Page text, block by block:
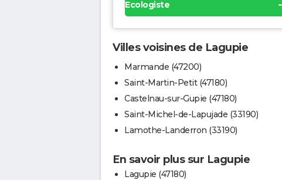
Ecologiste
Villes voisines de Lagupie
Marmande (47200)
Saint-Martin-Petit (47180)
Castelnau-sur-Gupie (47180)
Saint-Michel-de-Lapujade (33190)
Lamothe-Landerron (33190)
En savoir plus sur Lagupie
Lagupie (47180)